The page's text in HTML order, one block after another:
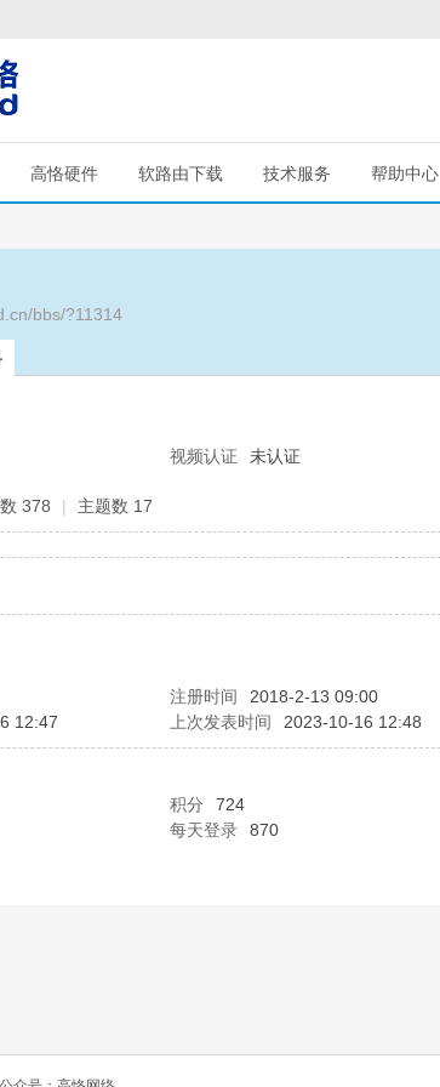
高恪硬件 软路由下载 技术服务 帮助中心
bbs/?11314
视频认证 未认证
378 | 主题数 17
注册时间 2018-2-13 09:00
12:47 上次发表时间 2023-10-16 12:48
积分 724
每天登录 870